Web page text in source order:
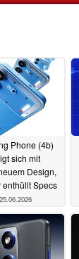
Phone (4b)
sich mit
Design,
enthüllt Specs
25.06.2026